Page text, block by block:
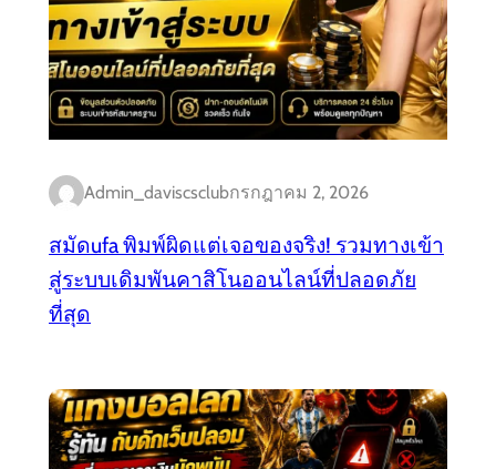
Admin_daviscsclubกรกฎาคม 2, 2026
สมัดufa พิมพ์ผิดแต่เจอของจริง! รวมทางเข้า
สู่ระบบเดิมพันคาสิโนออนไลน์ที่ปลอดภัย
ที่สุด